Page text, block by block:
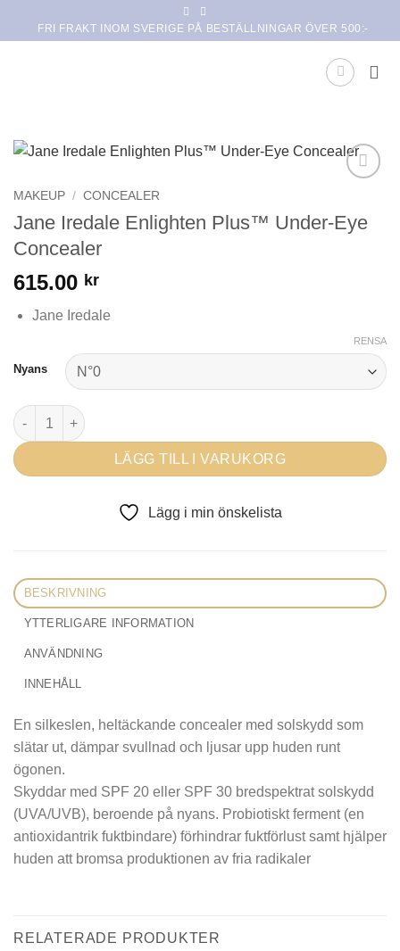
FRI FRAKT INOM SVERIGE PÅ BESTÄLLNINGAR ÖVER 500:-
önskelista
MAKEUP / CONCEALER
Jane Iredale Enlighten Plus™ Under-Eye
Concealer
615.00 kr
Jane Iredale
Nyans
RENSA
Jane Iredale Enlighten Plus™ Under-Eye Concealer mängd
LÄGG TILL I VARUKORG
Lägg i min önskelista
BESKRIVNING
YTTERLIGARE INFORMATION
ANVÄNDNING
INNEHÅLL
En silkeslen, heltäckande concealer med solskydd som
slätar ut, dämpar svullnad och ljusar upp huden runt
ögonen.
Skyddar med SPF 20 eller SPF 30 bredspektrat solskydd
(UVA/UVB), beroende på nyans. Probiotiskt ferment (en
antioxidantrik fuktbindare) förhindrar fuktförlust samt hjälper
huden att bromsa produktionen av fria radikaler
RELATERADE PRODUKTER